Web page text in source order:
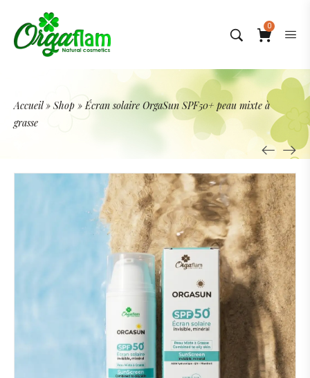
0
Accueil» Shop »Écran solaire OrgaSun SPF50+ peau mixte à
grasse